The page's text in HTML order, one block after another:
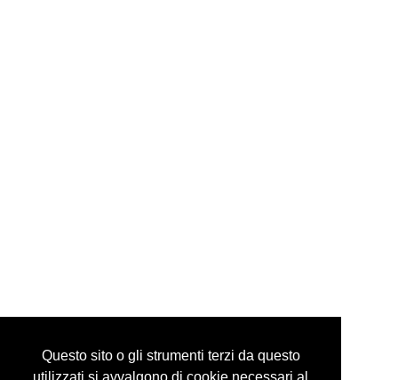
Questo sito o gli strumenti terzi da questo
Privacy Policy